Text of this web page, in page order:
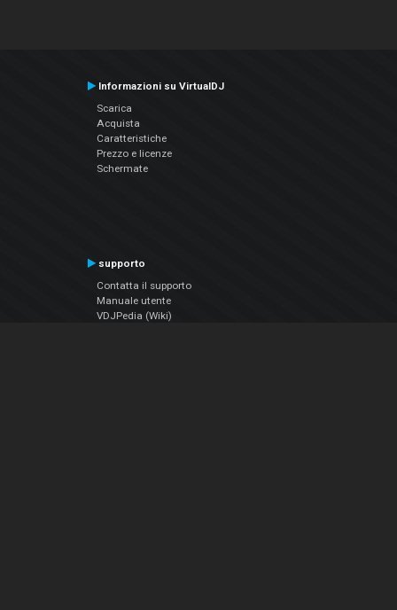
Informazioni su VirtualDJ
Scarica
Acquista
Caratteristiche
Prezzo e licenze
Schermate
supporto
Contatta il supporto
Manuale utente
VDJPedia (Wiki)